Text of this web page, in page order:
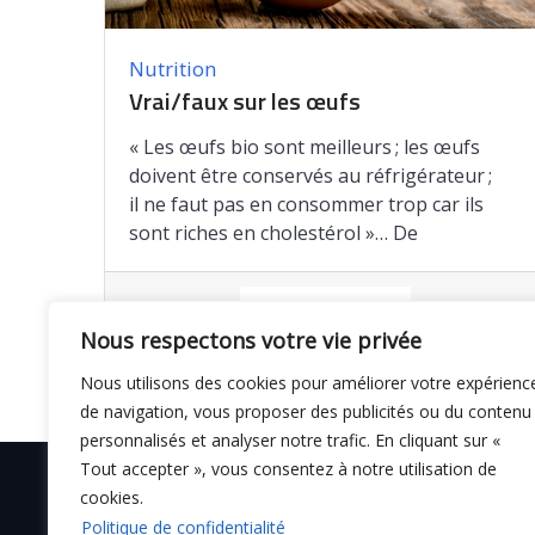
Nous respectons votre vie privée
Nous utilisons des cookies pour améliorer votre
de navigation, vous proposer des publicités ou du contenu
personnalisés et analyser notre trafic. En cliquant sur «
Tout accepter », vous consentez à notre utilisation de
cookies.
Politique de confidentialité
Nutrition
Vrai/faux sur les œufs
« Les œufs bio sont meilleurs ; les œufs
doivent être conservés au réfrigérateur ;
il ne faut pas en consommer trop car ils
sont riches en cholestérol »… De